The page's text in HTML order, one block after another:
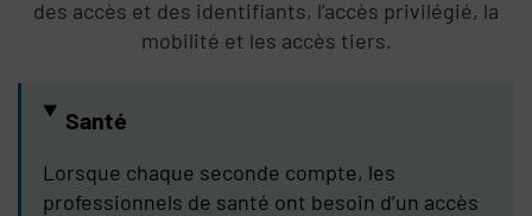
des accès et des identifiants, l’accès privilégié, la
mobilité et les accès tiers.
Santé
Lorsque chaque seconde compte, les
professionnels de santé ont besoin d’un accès